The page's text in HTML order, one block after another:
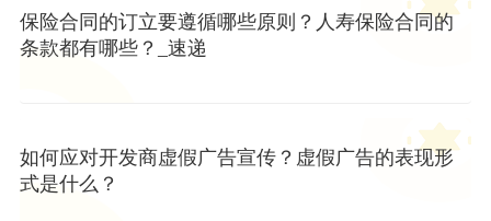
保险合同的订立要遵循哪些原则？人寿保险合同的
条款都有哪些？_速递
如何应对开发商虚假广告宣传？虚假广告的表现形
式是什么？